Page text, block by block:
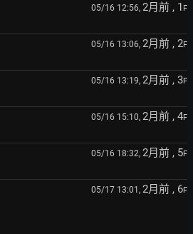
05/16 12:56, 2月前 , 1 F
05/16 13:06, 2月前 , 2F
05/16 13:19, 2月前 , 3F
05/16 15:10, 2月前 , 4F
05/16 18:32, 2月前 , 5F
05/17 13:01, 2月前 , 6F